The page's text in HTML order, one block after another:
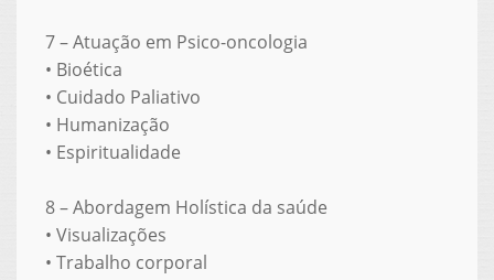
7 – Atuação em Psico-oncologia
• Bioética
• Cuidado Paliativo
• Humanização
• Espiritualidade
8 – Abordagem Holística da saúde
• Visualizações
• Trabalho corporal